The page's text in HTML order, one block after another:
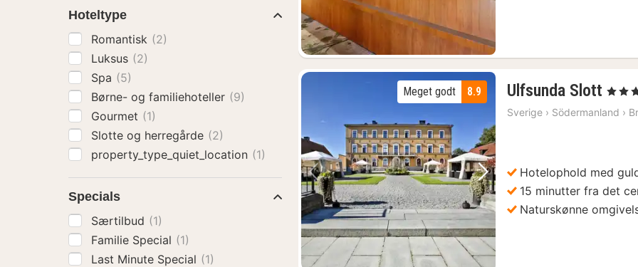
Forrige billede Næste billede
8.9
Meget godt Ulfsunda Slott 1
nat
fra
, 4
Sverige › Södermanland ›
Hotelophold med
15 minutter fra det
Naturskønne
Hoteltype
Romantisk (2)
Luksus (2)
Spa (5)
Børne- og familiehoteller (9)
Gourmet (1)
Slotte og herregårde (2)
property_type_quiet_location (1)
Specials
Særtilbud (1)
Familie Special (1)
Last Minute Special (1)